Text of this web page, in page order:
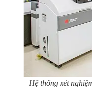
Hệ thống xét